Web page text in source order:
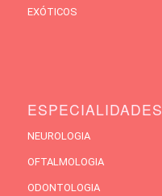
EXÓTICOS
ESPECIALIDADES
NEUROLOGIA
OFTALMOLOGIA
ODONTOLOGIA